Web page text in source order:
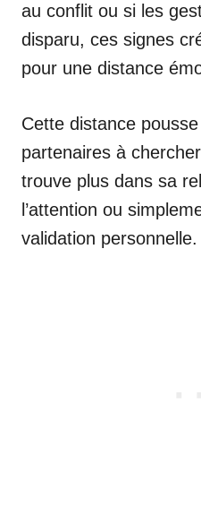
au conflit ou si les
disparu, ces signes
pour une distance
Cette distance
partenaires à
trouve plus dans sa
l’attention ou
validation personnelle.